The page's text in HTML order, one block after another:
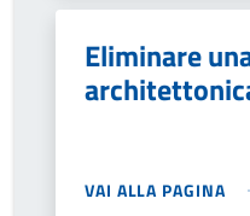
Eliminare
VAI ALLA PAGINA